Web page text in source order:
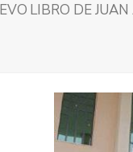
LIBRO DE